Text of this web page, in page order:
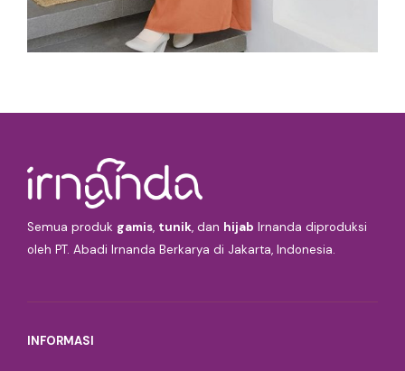
Semua produk gamis, tunik, dan hijab Irnanda diproduksi
oleh PT. Abadi Irnanda Berkarya di Jakarta, Indonesia.
INFORMASI